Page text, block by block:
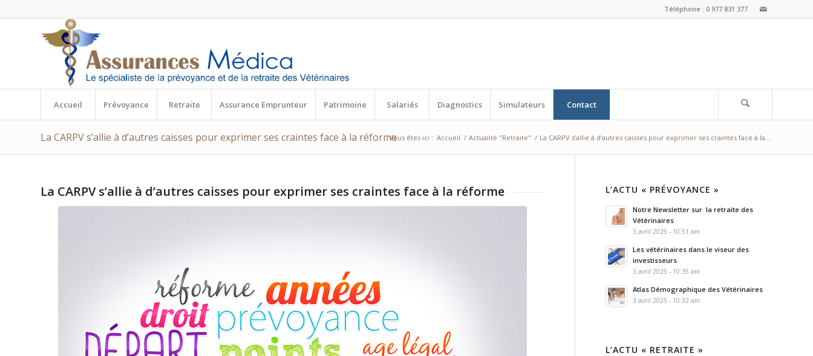
Téléphone : 0 977 831 377
Accueil Prévoyance Retraite Assurance Emprunteur Patrimoine Salariés Diagnostics Simulateurs Contact
La CARPV s’allie à d’autres caisses pour exprimer ses craintes face à la réformeVous êtes ici : Accueil / Actualité "Retraite" / La CARPV s’allie à d’autres caisses pour exprimer ses craintes face à la...
La CARPV s’allie à d’autres caisses pour exprimer ses craintes face à la réforme L’ACTU « PRÉVOYANCE »
Notre Newsletter sur la retraite des
Vétérinaires
3 avril 2025 - 10:51 am
Les vétérinaires dans le viseur des
investisseurs
3 avril 2025 - 10:35 am
Atlas Démographique des Vétérinaires
3 avril 2025 - 10:32 am
L’ACTU « RETRAITE »